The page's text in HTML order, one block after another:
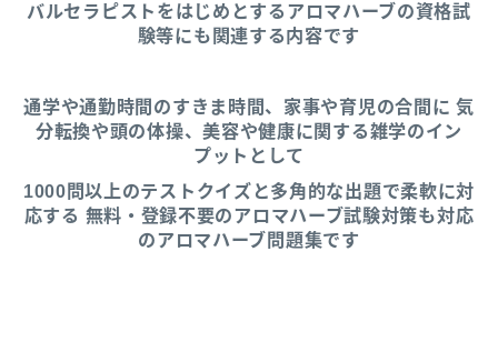
バルセラピストをはじめとするアロマハーブの資格試
験等にも関連する内容です
通学や通勤時間のすきま時間、家事や育児の合間に 気
分転換や頭の体操、美容や健康に関する雑学のイン
プットとして
1000問以上のテストクイズと多角的な出題で柔軟に対
応する 無料・登録不要のアロマハーブ試験対策も対応
のアロマハーブ問題集です